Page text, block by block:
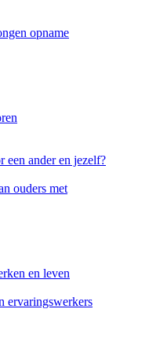
opname
een ander en jezelf?
ouders met
en leven
ervaringswerkers